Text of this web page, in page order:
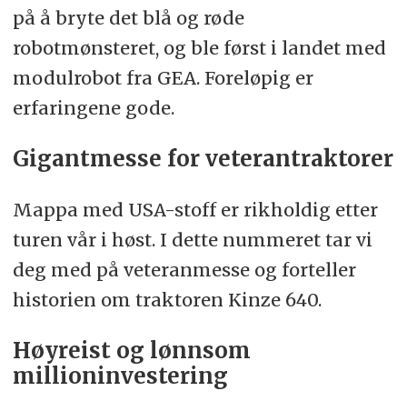
på å bryte det blå og røde
robotmønsteret, og ble først i landet med
modulrobot fra GEA. Foreløpig er
erfaringene gode.
Gigantmesse for veterantraktorer
Mappa med USA-stoff er rikholdig etter
turen vår i høst. I dette nummeret tar vi
deg med på veteranmesse og forteller
historien om traktoren Kinze 640.
Høyreist og lønnsom
millioninvestering